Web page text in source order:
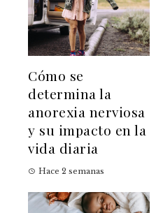
Cómo se
determina la
anorexia nerviosa
y su impacto en la
vida diaria
Hace 2 semanas